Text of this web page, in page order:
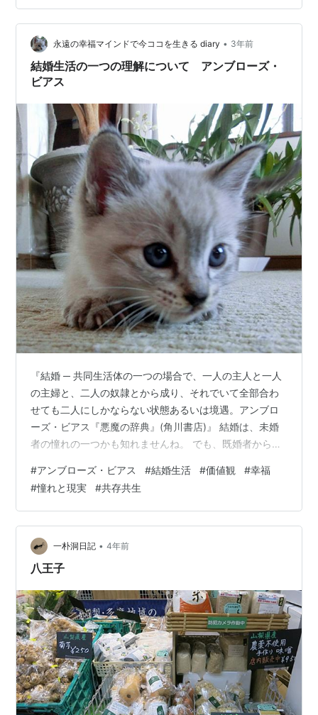
傷が残り続けてる。前情報無しで是非読んで頂きたい！
■なぜこの本を読もうと思ったのか？ 理由は２点ある。
①「南北戦争」取材していたから。 取材の中で『戦士と
アメリカ 南北…
永遠の幸福マインドで今ココを生きる diary • 3年前
結婚生活の一つの理解について アンブローズ・
ビアス
『結婚 ─ 共同生活体の一つの場合で、一人の主人と一人
の主婦と、二人の奴隷とから成り、それでいて全部合わ
せても二人にしかならない状態あるいは境遇。アンブロ
ーズ・ビアス『悪魔の辞典』(角川書店)』 結婚は、未婚
者の憧れの一つかも知れませんね。 でも、既婚者からす
トもあるでしょう。 離婚経験者からは、離婚は結婚より
も困難だったというため息が漏れます。 まあ、完璧はな
いのです。 あえて、投げやりに言えば、「人生はなるよ
うにしかならない」のです。 人生には、「幸せだ」と感
じる部分もあれば、「見解の相違」「価値観の相違」で
調整がつかないこともあるのです。…
#アンブローズ・ビアス #結婚生活 #価値観 #幸福
#憧れと現実 #共存共生
一朴洞日記 • 4年前
八王子